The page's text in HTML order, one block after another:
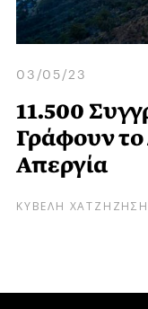
03/05/23
11.500
Γράφουν το
Απεργία
ΚΥΒΕΛΗ ΧΑΤΖΗΖΗΣΗ